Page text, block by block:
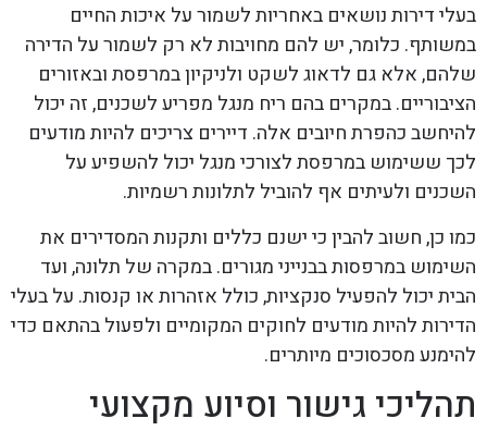
בעלי דירות נושאים באחריות לשמור על איכות החיים
במשותף. כלומר, יש להם מחויבות לא רק לשמור על הדירה
שלהם, אלא גם לדאוג לשקט ולניקיון במרפסת ובאזורים
הציבוריים. במקרים בהם ריח מנגל מפריע לשכנים, זה יכול
להיחשב כהפרת חיובים אלה. דיירים צריכים להיות מודעים
לכך ששימוש במרפסת לצורכי מנגל יכול להשפיע על
השכנים ולעיתים אף להוביל לתלונות רשמיות.
כמו כן, חשוב להבין כי ישנם כללים ותקנות המסדירים את
השימוש במרפסות בבנייני מגורים. במקרה של תלונה, ועד
הבית יכול להפעיל סנקציות, כולל אזהרות או קנסות. על בעלי
הדירות להיות מודעים לחוקים המקומיים ולפעול בהתאם כדי
להימנע מסכסוכים מיותרים.
תהליכי גישור וסיוע מקצועי